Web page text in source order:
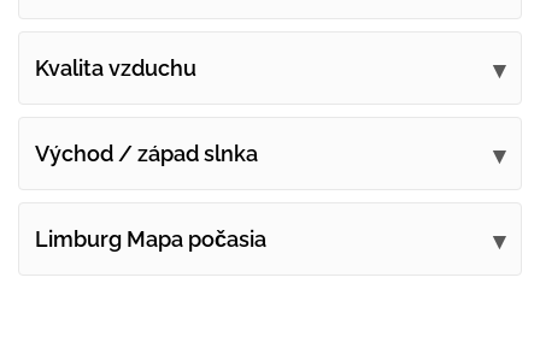
Kvalita vzduchu
Východ / západ slnka
Limburg Mapa počasia